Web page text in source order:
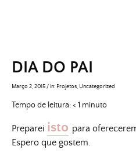
DIA DO PAI
Março 2, 2015/in: Projetos Uncategorized
Tempo de leitura:< 1 minuto
Preparei isto para
Espero que gostem.